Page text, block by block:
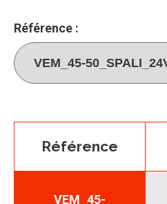
Référence :
Référence
VEM_45-